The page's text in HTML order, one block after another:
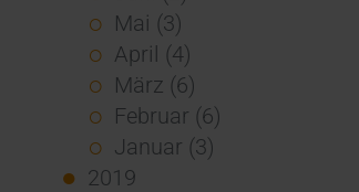
Mai (3)
April (4)
März (6)
Februar (6)
Januar (3)
2019